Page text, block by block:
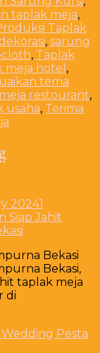
taplak meja,
Taplak
, sarung
, Taplak
meja hotel ,
tema
restourant,
usaha, Terima
20241
Siap Jahit
Bekasi
Bekasi,
taplak meja
di